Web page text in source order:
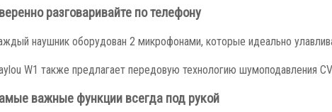
разговаривайте по телефону
наушник оборудован 2 микрофонами, которые идеально
W1 также предлагает передовую технологию шумоподавления
важные функции всегда под рукой